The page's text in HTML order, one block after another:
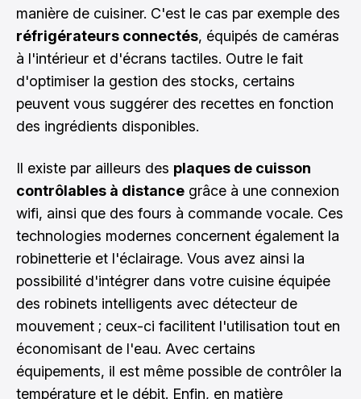
manière de cuisiner. C'est le cas par exemple des
réfrigérateurs connectés, équipés de caméras
à l'intérieur et d'écrans tactiles. Outre le fait
d'optimiser la gestion des stocks, certains
peuvent vous suggérer des recettes en fonction
des ingrédients disponibles.
Il existe par ailleurs des plaques de cuisson
contrôlables à distance grâce à une connexion
wifi, ainsi que des fours à commande vocale. Ces
technologies modernes concernent également la
robinetterie et l'éclairage. Vous avez ainsi la
possibilité d'intégrer dans votre cuisine équipée
des robinets intelligents avec détecteur de
mouvement ; ceux-ci facilitent l'utilisation tout en
économisant de l'eau. Avec certains
équipements, il est même possible de contrôler la
température et le débit. Enfin, en matière